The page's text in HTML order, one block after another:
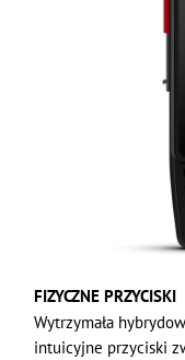
FIZYCZNE PRZYCISKI
Wytrzymała
intuicyjne przyciski